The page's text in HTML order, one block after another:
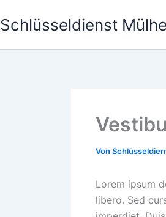
Schlüsseldienst
Von
Lorem ipsum
libero. Sed